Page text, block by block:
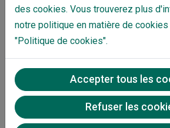
des cookies. Vous trouverez plus
notre politique en matière de
"Politique de cookies".
Accepter tous les
Refuser les